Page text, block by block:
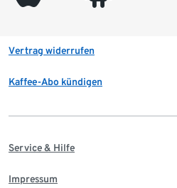
Vertrag widerrufen
Kaffee-Abo kündigen
Service & Hilfe
Impressum